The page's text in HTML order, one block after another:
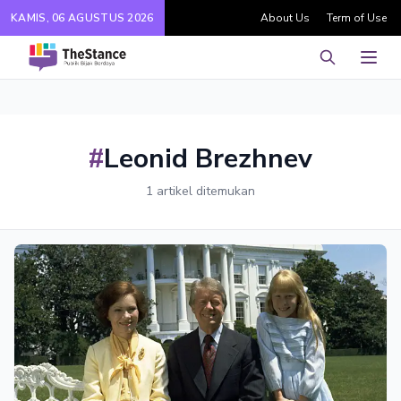
KAMIS, 06 AGUSTUS 2026 About Us Term of Use
Pencarian
#Leonid Brezhnev
1 artikel ditemukan